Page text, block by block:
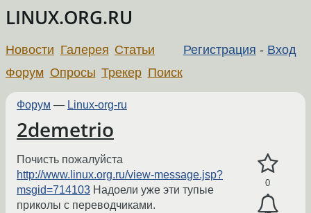
LINUX.ORG.RU
Регистрация - Вход
Новости Галерея Статьи
Форум Опросы Трекер Поиск
Форум — Linux-org-ru
2demetrio
0
Почисть пожалуйста
http://www.linux.org.ru/view-message.jsp?
msgid=714103 Надоели уже эти тупые
приколы с переводчиками.